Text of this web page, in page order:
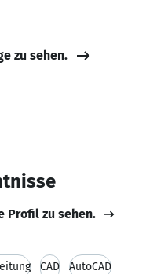
zu sehen.
Profil zu sehen.
CAD AutoCAD